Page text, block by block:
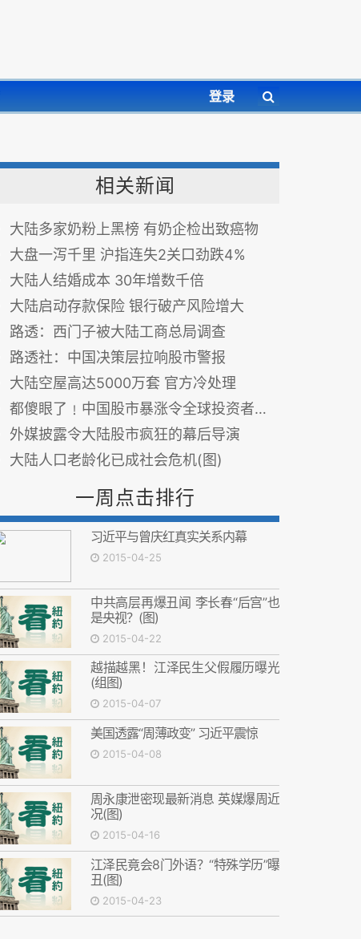
登录
相关新闻
大陆多家奶粉上黑榜 有奶企检出致癌物
大盘一泻千里 沪指连失2关口劲跌4%
大陆人结婚成本 30年增数千倍
大陆启动存款保险 银行破产风险增大
路透：西门子被大陆工商总局调查
路透社：中国决策层拉响股市警报
大陆空屋高达5000万套 官方冷处理
都傻眼了﹗中国股市暴涨令全球投资者乱了阵脚
外媒披露令大陆股市疯狂的幕后导演
大陆人口老龄化已成社会危机(图)
一周点击排行
习近平与曾庆红真实关系内幕
2015-04-25
中共高层再爆丑闻 李长春“后宫”也
是央视？(图)
2015-04-22
越描越黑！江泽民生父假履历曝光
(组图)
2015-04-07
美国透露“周薄政变” 习近平震惊
2015-04-08
周永康泄密现最新消息 英媒爆周近
况(图)
2015-04-16
江泽民竟会8门外语？“特殊学历”曝
丑(图)
2015-04-23